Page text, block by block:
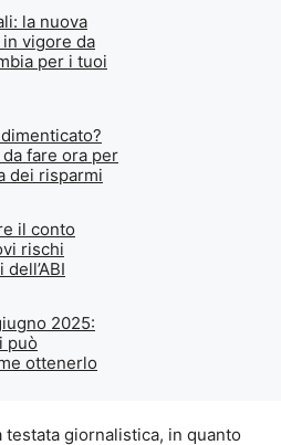
la nuova
vigore da
per i tuoi
fare ora per
dei risparmi
il conto
rischi
2025:
può
ottenerlo
testata giornalistica, in quanto